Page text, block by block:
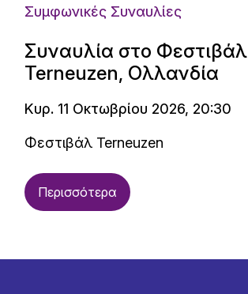
Συμφωνικές Συναυλίες
Συναυλία στο Φεστιβάλ
Terneuzen, Ολλανδία
Κυρ. 11 Οκτωβρίου 2026, 20:30
Φεστιβάλ Terneuzen
Περισσότερα